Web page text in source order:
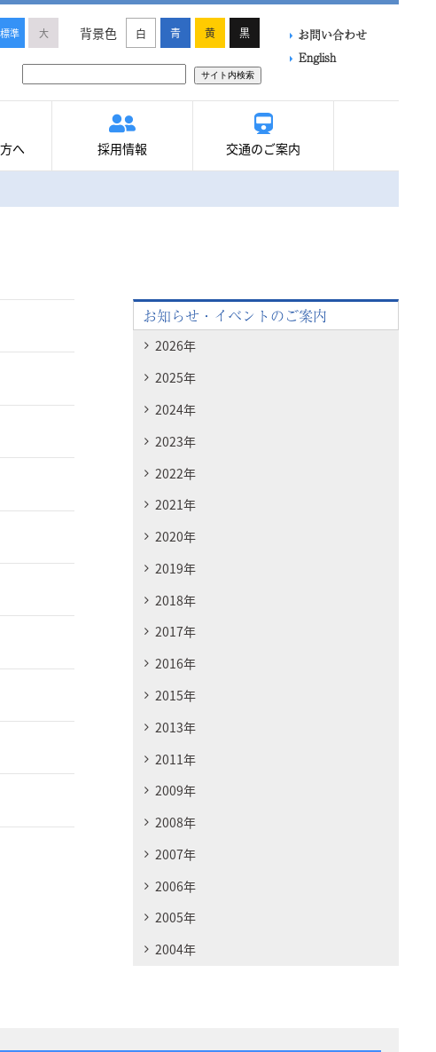
標準 大 背景色 白 青 黄 黒
サイト内検索
お問い合わせ
English
へ 採用情報 交通のご案内
お知らせ・イベントのご案内
2026年
2025年
2024年
2023年
2022年
2021年
2020年
2019年
2018年
2017年
2016年
2015年
2013年
2011年
2009年
2008年
2007年
2006年
2005年
2004年